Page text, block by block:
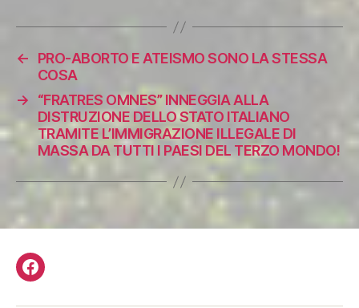
←
PRO-ABORTO E ATEISMO SONO LA STESSA
COSA
→
“FRATRES OMNES” INNEGGIA ALLA
DISTRUZIONE DELLO STATO ITALIANO
TRAMITE L’IMMIGRAZIONE ILLEGALE DI
MASSA DA TUTTI I PAESI DEL TERZO MONDO!
Facebook